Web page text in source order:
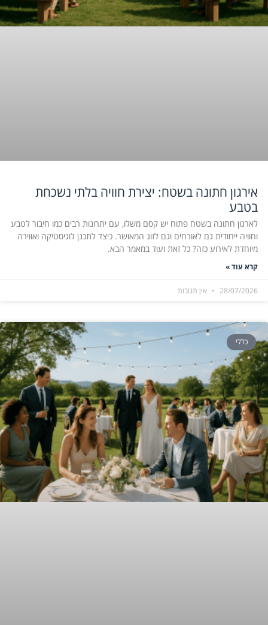
אירגון חתונה בשטח: יצירת חוויה בלתי נשכחת
בטבע
לארגון חתונה בשטח פתוח יש קסם משלו, עם יתרונות רבים כמו חיבור לטבע
וחוויה ייחודית גם לאורחים וגם לזוג המאושר. כיצד לתכנן לוגיסטיקה ואווירה
מיוחדת לאירוע כזה? כל זאת ועוד במאמר הבא.
קרא עוד »
28/07/2026 אין תגובות
כללי